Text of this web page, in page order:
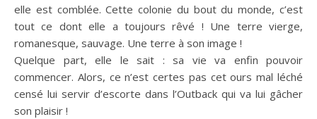
elle est comblée. Cette colonie du bout du monde, c’est
tout ce dont elle a toujours rêvé ! Une terre vierge,
romanesque, sauvage. Une terre à son image !
Quelque part, elle le sait : sa vie va enfin pouvoir
commencer. Alors, ce n’est certes pas cet ours mal léché
censé lui servir d’escorte dans l’Outback qui va lui gâcher
son plaisir !